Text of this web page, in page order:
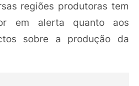
regiões produtoras tem
em alerta quanto aos
sobre a produção da